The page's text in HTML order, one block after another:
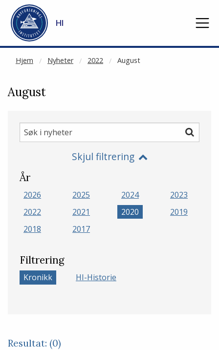
Gå til hovedinnhold
HI
Hjem Nyheter 2022 August
NOT CACHED
August
Søk
i
Søk
Skjul filtrering
År
2026 2025 2024
2023
2022
2021 2020
2019
2018
2017
Filtrering
Kronikk HI-Historie
Resultat: (0)